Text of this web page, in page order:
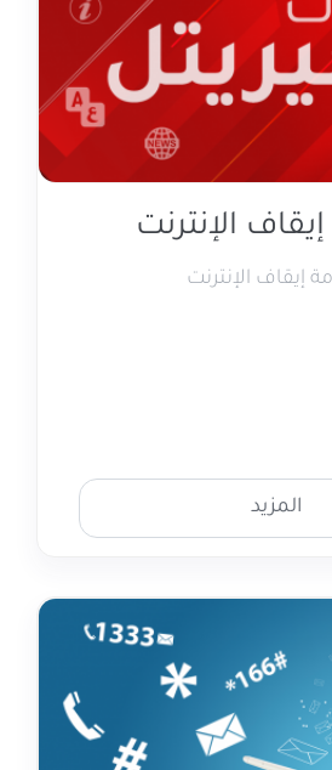
الإنترنت
إيقاف الإنترنت
المزيد